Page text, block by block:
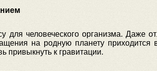
для человеческого организма. Даже
на родную планету приходится
привыкнуть к гравитации.